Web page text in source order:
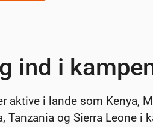
ind i
aktive i lande som Kenya,
Tanzania og Sierra Leone i